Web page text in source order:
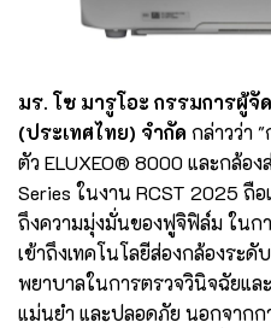
มร. โซ มารูโอะ กรรมการผู้
(ประเทศไทย) จำกัด กล่าวว่า "
ตัว ELUXEO® 8000 และกล้อง
Series ในงาน RCST 2025
ถึงความมุ่งมั่นของฟูจิฟิล์ม ใน
เข้าถึงเทคโนโลยีส่องกล้องระ
พยาบาลในการตรวจวินิจฉัยแล
แม่นยำ และปลอดภัย นอกจาก